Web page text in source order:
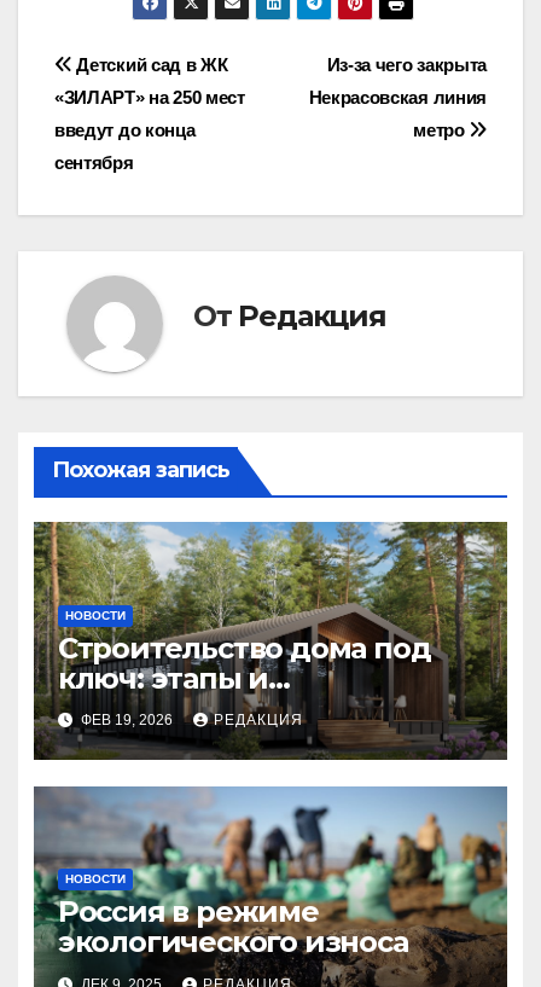
Навигация
по
записям
Из-за чего закрыта
Некрасовская линия
метро
Детский сад в ЖК
«ЗИЛАРТ» на 250 мест
введут до конца
сентября
От Редакция
Похожая запись
НОВОСТИ
Строительство дома под
ключ: этапы и
планирование бюджета
ФЕВ 19, 2026 РЕДАКЦИЯ
НОВОСТИ
Россия в режиме
экологического износа